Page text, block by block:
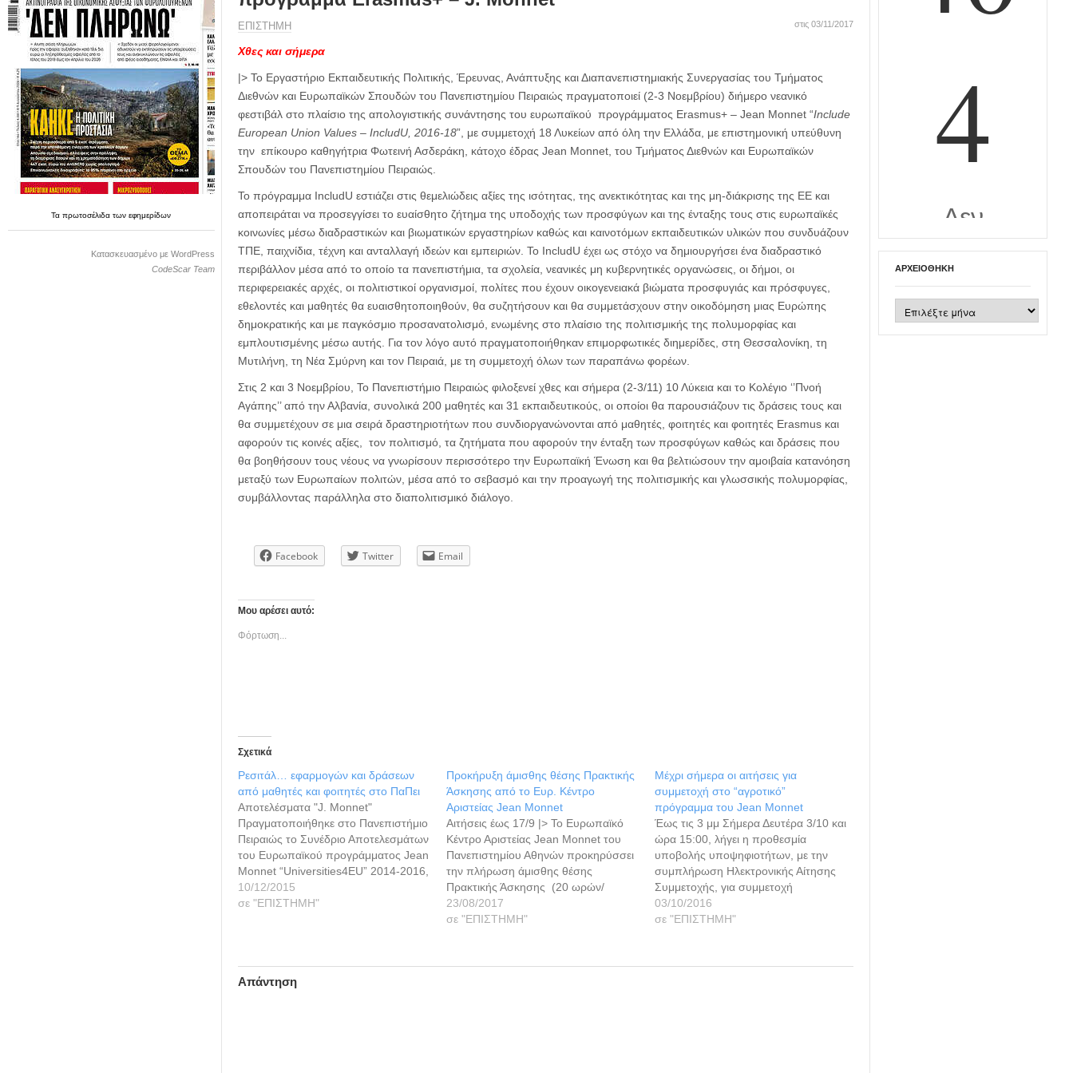
Ταπρωτοσέλιδατωνεφημερίδων
Κατασκευασμένο με WordPress
CodeScar Team
ΕΠΙΣΤΗΜΗ στις 03/11/2017
Χθες και σήμερα
|> Το Εργαστήριο Εκπαιδευτικής Πολιτικής, Έρευνας, Ανάπτυξης και Διαπανεπιστημιακής Συνεργασίας του Τμήματος
Διεθνών και Ευρωπαϊκών Σπουδών του Πανεπιστημίου Πειραιώς πραγματοποιεί (2-3 Νοεμβρίου) διήμερο νεανικό
φεστιβάλ στο πλαίσιο της απολογιστικής συνάντησης του ευρωπαϊκού προγράμματος Erasmus+ – Jean Monnet “Include
European Union Values – IncludU, 2016-18”, με συμμετοχή 18 Λυκείων από όλη την Ελλάδα, με επιστημονική υπεύθυνη
την επίκουρο καθηγήτρια Φωτεινή Ασδεράκη, κάτοχο έδρας Jean Monnet, του Τμήματος Διεθνών και Ευρωπαϊκών
Σπουδών του Πανεπιστημίου Πειραιώς.
Το πρόγραμμα IncludU εστιάζει στις θεμελιώδεις αξίες της ισότητας, της ανεκτικότητας και της μη-διάκρισης της ΕΕ και
αποπειράται να προσεγγίσει το ευαίσθητο ζήτημα της υποδοχής των προσφύγων και της ένταξης τους στις ευρωπαϊκές
κοινωνίες μέσω διαδραστικών και βιωματικών εργαστηρίων καθώς και καινοτόμων εκπαιδευτικών υλικών που συνδυάζουν
ΤΠΕ, παιχνίδια, τέχνη και ανταλλαγή ιδεών και εμπειριών. Το IncludU έχει ως στόχο να δημιουργήσει ένα διαδραστικό
περιβάλλον μέσα από το οποίο τα πανεπιστήμια, τα σχολεία, νεανικές μη κυβερνητικές οργανώσεις, οι δήμοι, οι
περιφερειακές αρχές, οι πολιτιστικοί οργανισμοί, πολίτες που έχουν οικογενειακά βιώματα προσφυγιάς και πρόσφυγες,
εθελοντές και μαθητές θα ευαισθητοποιηθούν, θα συζητήσουν και θα συμμετάσχουν στην οικοδόμηση μιας Ευρώπης
δημοκρατικής και με παγκόσμιο προσανατολισμό, ενωμένης στο πλαίσιο της πολιτισμικής της πολυμορφίας και
εμπλουτισμένης μέσω αυτής. Για τον λόγο αυτό πραγματοποιήθηκαν επιμορφωτικές διημερίδες, στη Θεσσαλονίκη, τη
Μυτιλήνη, τη Νέα Σμύρνη και τον Πειραιά, με τη συμμετοχή όλων των παραπάνω φορέων.
Στις 2 και 3 Νοεμβρίου, Το Πανεπιστήμιο Πειραιώς φιλοξενεί χθες και σήμερα (2-3/11) 10 Λύκεια και το Κολέγιο ‘’Πνοή
Αγάπης’’ από την Αλβανία, συνολικά 200 μαθητές και 31 εκπαιδευτικούς, οι οποίοι θα παρουσιάζουν τις δράσεις τους και
θα συμμετέχουν σε μια σειρά δραστηριοτήτων που συνδιοργανώνονται από μαθητές, φοιτητές και φοιτητές Erasmus και
αφορούν τις κοινές αξίες, τον πολιτισμό, τα ζητήματα που αφορούν την ένταξη των προσφύγων καθώς και δράσεις που
θα βοηθήσουν τους νέους να γνωρίσουν περισσότερο την Ευρωπαϊκή Ένωση και θα βελτιώσουν την αμοιβαία κατανόηση
μεταξύ των Ευρωπαίων πολιτών, μέσα από το σεβασμό και την προαγωγή της πολιτισμικής και γλωσσικής πολυμορφίας,
συμβάλλοντας παράλληλα στο διαπολιτισμικό διάλογο.
Facebook Twitter Email
Μου αρέσει αυτό:
Φόρτωση...
Σχετικά
Ρεσιτάλ… εφαρμογών και δράσεων
από μαθητές και φοιτητές στο ΠαΠει
Αποτελέσματα "J. Monnet"
Πραγματοποιήθηκε στο Πανεπιστήμιο
Πειραιώς το Συνέδριο Αποτελεσμάτων
του Ευρωπαϊκού προγράμματος Jean
Monnet “Universities4EU” 2014-2016,
από το Τμήμα Διεθνών και
Ευρωπαϊκών Σπουδών. Στο πλαίσιο
Τήλο, στις οποίες συμμετείχαν 528
μαθητές και 112 εκπαιδευτικοί από
10/12/2015
σε "ΕΠΙΣΤΗΜΗ"
Προκήρυξη άμισθης θέσης Πρακτικής
Άσκησης από το Ευρ. Κέντρο
Αριστείας Jean Monnet
Αιτήσεις έως 17/9 |> Το Ευρωπαϊκό
Κέντρο Αριστείας Jean Monnet του
Πανεπιστημίου Αθηνών προκηρύσσει
την πλήρωση άμισθης θέσης
Πρακτικής Άσκησης (20 ωρών/
εβδομάδα, πρωινές ώρες) επί 6 μήνες
(1/10/17 - 31/3/18). Τα απαιτούμενα
Μεταπτυχιακού στα παρακάτω
23/08/2017
σε "ΕΠΙΣΤΗΜΗ"
Μέχρι σήμερα οι αιτήσεις για
συμμετοχή στο “αγροτικό”
πρόγραμμα του Jean Monnet
Έως τις 3 μμ Σήμερα Δευτέρα 3/10 και
ώρα 15:00, λήγει η προθεσμία
υποβολής υποψηφιοτήτων, με την
συμπλήρωση Ηλεκτρονικής Αίτησης
Συμμετοχής, για συμμετοχή
στο εκπαιδευτικό πρόγραμμα
ερευνητών με θέμα την "Ευρωπαϊκή
Αριστείας Jean Monnet του Εθνικού &
03/10/2016
σε "ΕΠΙΣΤΗΜΗ"
Απάντηση
ΑΡΧΕΙΟΘΉΚΗ